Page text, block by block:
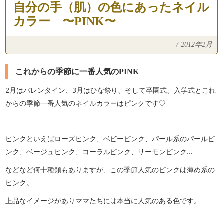
自分の手（肌）の色にあったネイル
カラー 〜PINK〜
/ 2012年2月
これからの季節に一番人気のPINK
2月はバレンタイン、3月はひな祭り、そして卒園式、入学式とこれ
からの季節一番人気のネイルカラーはピンクです♡
ピンクといえばローズピンク、ベビーピンク、パール系のパールピ
ンク、ベージュピンク、コーラルピンク、サーモンピンク…
などなど何十種類もありますが、この季節人気のピンクは薄め系の
ピンク。
上品なイメージがありママたちには本当に人気のある色です。